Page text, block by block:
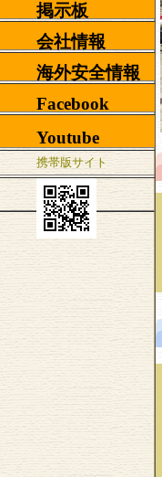
掲示板
会社情報
海外安全情報
Facebook
Youtube
携帯版サイト